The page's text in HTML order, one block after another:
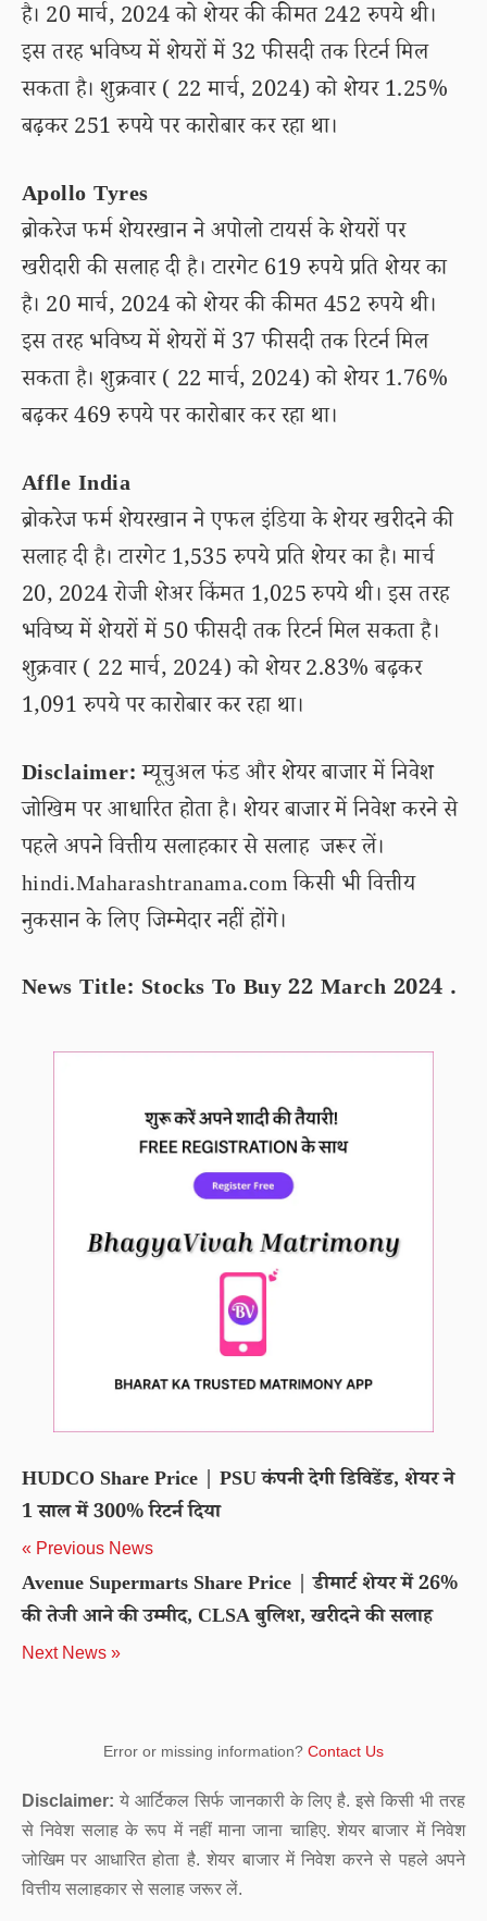
है। 20 मार्च, 2024 को शेयर की कीमत 242 रुपये थी।
इस तरह भविष्य में शेयरों में 32 फीसदी तक रिटर्न मिल
सकता है। शुक्रवार ( 22 मार्च, 2024) को शेयर 1.25%
बढ़कर 251 रुपये पर कारोबार कर रहा था।
Apollo Tyres
ब्रोकरेज फर्म शेयरखान ने अपोलो टायर्स के शेयरों पर
खरीदारी की सलाह दी है। टारगेट 619 रुपये प्रति शेयर का
है। 20 मार्च, 2024 को शेयर की कीमत 452 रुपये थी।
इस तरह भविष्य में शेयरों में 37 फीसदी तक रिटर्न मिल
सकता है। शुक्रवार ( 22 मार्च, 2024) को शेयर 1.76%
बढ़कर 469 रुपये पर कारोबार कर रहा था।
Affle India
ब्रोकरेज फर्म शेयरखान ने एफल इंडिया के शेयर खरीदने की
सलाह दी है। टारगेट 1,535 रुपये प्रति शेयर का है। मार्च
20, 2024 रोजी शेअर किंमत 1,025 रुपये थी। इस तरह
भविष्य में शेयरों में 50 फीसदी तक रिटर्न मिल सकता है।
शुक्रवार ( 22 मार्च, 2024) को शेयर 2.83% बढ़कर
1,091 रुपये पर कारोबार कर रहा था।
Disclaimer:म्यूचुअल फंड और शेयर बाजार में निवेश
जोखिम पर आधारित होता है। शेयर बाजार में निवेश करने से
पहले अपने वित्तीय सलाहकार से सलाह जरूर लें।
hindi.Maharashtranama.com किसी भी वित्तीय
नुकसान के लिए जिम्मेदार नहीं होंगे।
News Title: Stocks To Buy 22 March 2024 .
HUDCO Share Price | PSU कंपनी देगी डिविडेंड, शेयर ने
1 साल में 300% रिटर्न दिया
« Previous News
Avenue Supermarts Share Price | डीमार्ट शेयर में 26%
की तेजी आने की उम्मीद, CLSA बुलिश, खरीदने की सलाह
Next News »
Error or missing information? Contact Us
Disclaimer: ये आर्टिकल सिर्फ जानकारी के लिए है. इसे किसी भी तरह
से निवेश सलाह के रूप में नहीं माना जाना चाहिए. शेयर बाजार में निवेश
जोखिम पर आधारित होता है. शेयर बाजार में निवेश करने से पहले अपने
वित्तीय सलाहकार से सलाह जरूर लें.